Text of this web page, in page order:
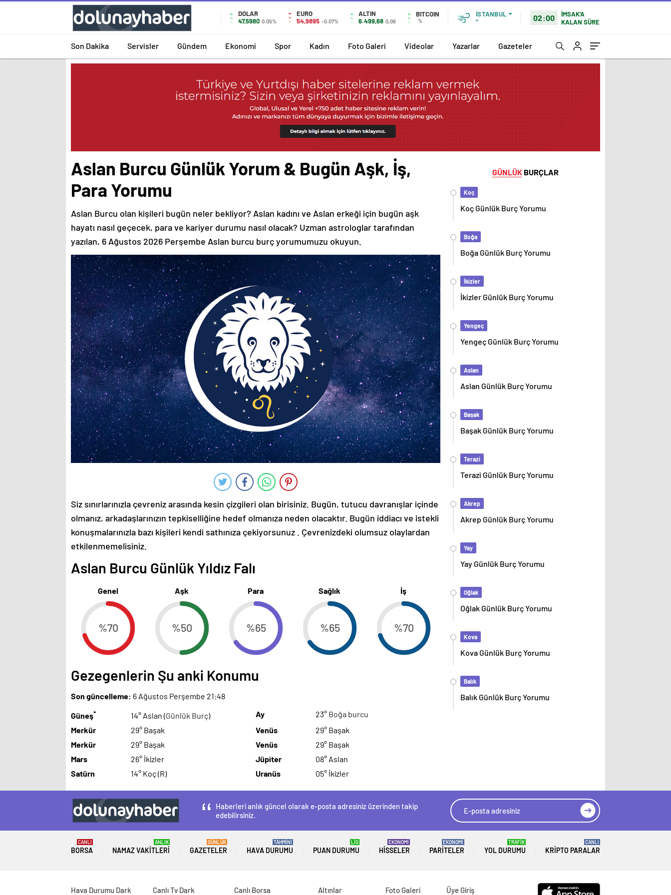
DOLAR
47,5980 0.05%
EURO
54,9895 -0.07%
ALTIN
6.499,68 0,06
BITCOIN
%
İSTANBUL
°
02:00
İMSAK'A
KALAN SÜRE
Son Dakika Servisler Gündem Ekonomi Spor Kadın Foto Galeri Videolar Yazarlar Gazeteler
Aslan Burcu Günlük Yorum & Bugün Aşk, İş,
Para Yorumu
Aslan Burcu olan kişileri bugün neler bekliyor? Aslan kadını ve Aslan erkeği için bugün aşk
hayatı nasıl geçecek, para ve kariyer durumu nasıl olacak? Uzman astrologlar tarafından
yazılan, 6 Ağustos 2026 Perşembe Aslan burcu burç yorumumuzu okuyun.
Siz sınırlarınızla çevreniz arasında kesin çizgileri olan birisiniz. Bugün, tutucu davranışlar içinde
olmanız, arkadaşlarınızın tepkiselliğine hedef olmanıza neden olacaktır. Bugün iddiacı ve istekli
konuşmalarınızla bazı kişileri kendi sathınıza çekiyorsunuz . Çevrenizdeki olumsuz olaylardan
etkilenmemelisiniz.
Aslan Burcu Günlük Yıldız Falı
Genel
%70
Aşk
%50
Para
%65
Sağlık
%65
İş
%70
Gezegenlerin Şu anki Konumu
Son güncelleme: 6 Ağustos Perşembe 21:48
Güneş* 14° Aslan (Günlük Burç) Ay 23° Boğa burcu
Merkür
29° Başak Venüs
29° Başak
Merkür
29° Başak Venüs
29° Başak
Mars
26° İkizler Jüpiter
08° Aslan
Satürn
14° Koç (R) Uranüs 05° İkizler
GÜNLÜKBURÇLAR
Koç
Koç Günlük Burç Yorumu
Boğa
Boğa Günlük Burç Yorumu
İkizler
İkizler Günlük Burç Yorumu
Yengeç
Yengeç Günlük Burç Yorumu
Aslan
Aslan Günlük Burç Yorumu
Başak
Başak Günlük Burç Yorumu
Terazi
Terazi Günlük Burç Yorumu
Akrep
Akrep Günlük Burç Yorumu
Yay
Yay Günlük Burç Yorumu
Oğlak
Oğlak Günlük Burç Yorumu
Kova
Kova Günlük Burç Yorumu
Balık
Balık Günlük Burç Yorumu
Haberleri anlık güncel olarak e-posta adresiniz üzerinden takip
edebilirsiniz.
BORSA
CANLI
NAMAZ VAKITLERI
ANLIK
GAZETELER
GÜNLÜK
HAVA DURUMU
TAHMİNİ
PUAN DURUMU
LİG
HISSELER
EKONOMİ
PARITELER
EKONOMİ
YOL DURUMU
TRAFİK
KRIPTO PARALAR
CANLI
Hava Durumu Dark Canlı Tv Dark Canlı Borsa Altınlar Foto Galeri Üye Giriş